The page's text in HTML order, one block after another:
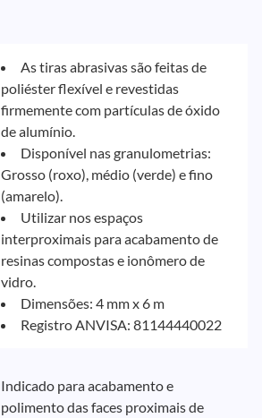
As tiras abrasivas são feitas de
poliéster flexível e revestidas
firmemente com partículas de óxido
de alumínio.
Disponível nas granulometrias:
Grosso (roxo), médio (verde) e fino
(amarelo).
Utilizar nos espaços
interproximais para acabamento de
resinas compostas e ionômero de
vidro.
Dimensões: 4 mm x 6 m
Registro ANVISA: 81144440022
Indicado para acabamento e
polimento das faces proximais de